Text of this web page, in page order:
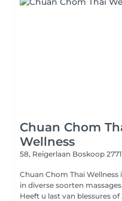
Chuan Chom
Wellness
58, Reigerlaan Boskoop
Chuan Chom Thai Wellness
in diverse soorten
Heeft u last van blessures of